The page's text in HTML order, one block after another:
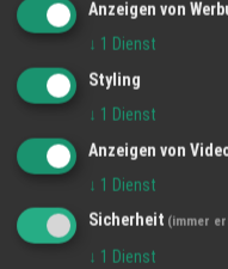
Anzeigen von
↓ 1 Dienst
Styling
↓ 1 Dienst
Anzeigen von
↓ 1 Dienst
Sicherheit (immer
↓ 1 Dienst